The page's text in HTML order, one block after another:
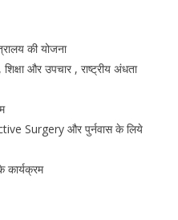
की योजना
और उपचार , राष्ट्रीय अंधता
Surgery और पुर्नवास के लिये
कार्यक्रम